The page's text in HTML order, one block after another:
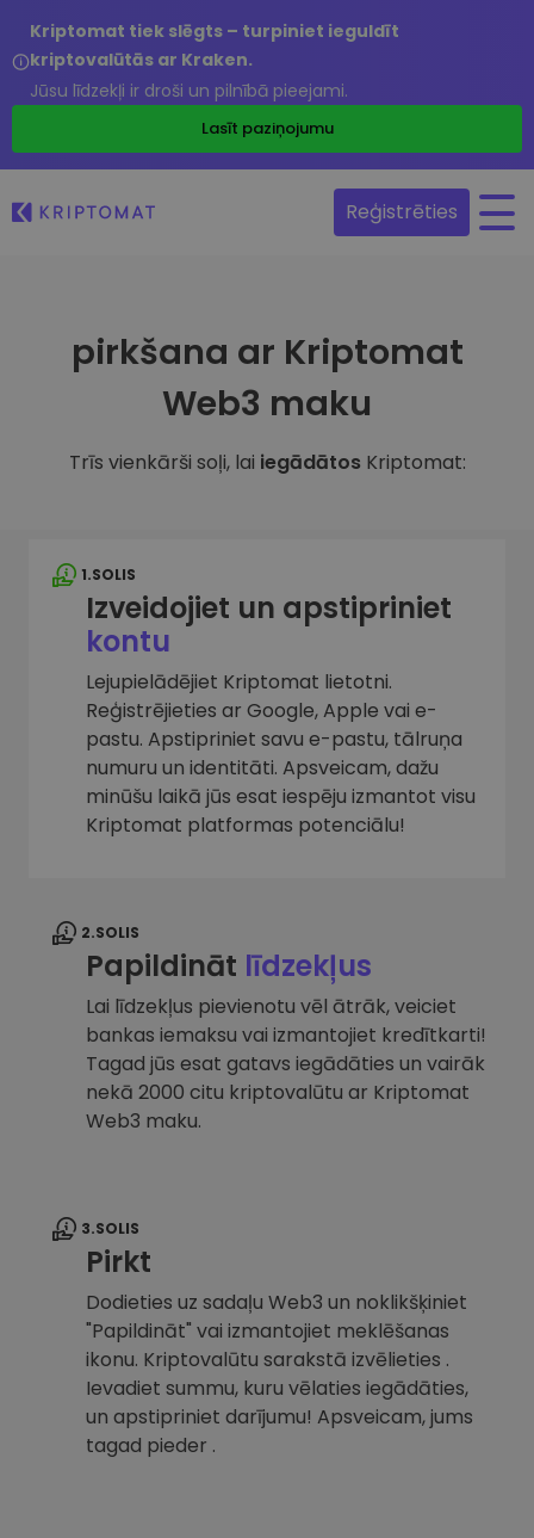
Kriptomat tiek slēgts – turpiniet ieguldīt
kriptovalūtās ar Kraken.
Jūsu līdzekļi ir droši un pilnībā pieejami.
Lasīt paziņojumu
Reģistrēties
pirkšana ar Kriptomat
Web3 maku
Trīs vienkārši soļi, lai iegādātos Kriptomat:
1.SOLIS
Izveidojiet un apstipriniet
kontu
Lejupielādējiet Kriptomat lietotni.
Reģistrējieties ar Google, Apple vai e-
pastu. Apstipriniet savu e-pastu, tālruņa
numuru un identitāti. Apsveicam, dažu
minūšu laikā jūs esat iespēju izmantot visu
Kriptomat platformas potenciālu!
2.SOLIS
Papildināt līdzekļus
Lai līdzekļus pievienotu vēl ātrāk, veiciet
bankas iemaksu vai izmantojiet kredītkarti!
Tagad jūs esat gatavs iegādāties un vairāk
nekā 2000 citu kriptovalūtu ar Kriptomat
Web3 maku.
3.SOLIS
Pirkt
Dodieties uz sadaļu Web3 un noklikšķiniet
"Papildināt" vai izmantojiet meklēšanas
ikonu. Kriptovalūtu sarakstā izvēlieties .
Ievadiet summu, kuru vēlaties iegādāties,
un apstipriniet darījumu! Apsveicam, jums
tagad pieder .